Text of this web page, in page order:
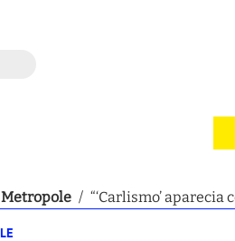
/ “‘Carlismo’